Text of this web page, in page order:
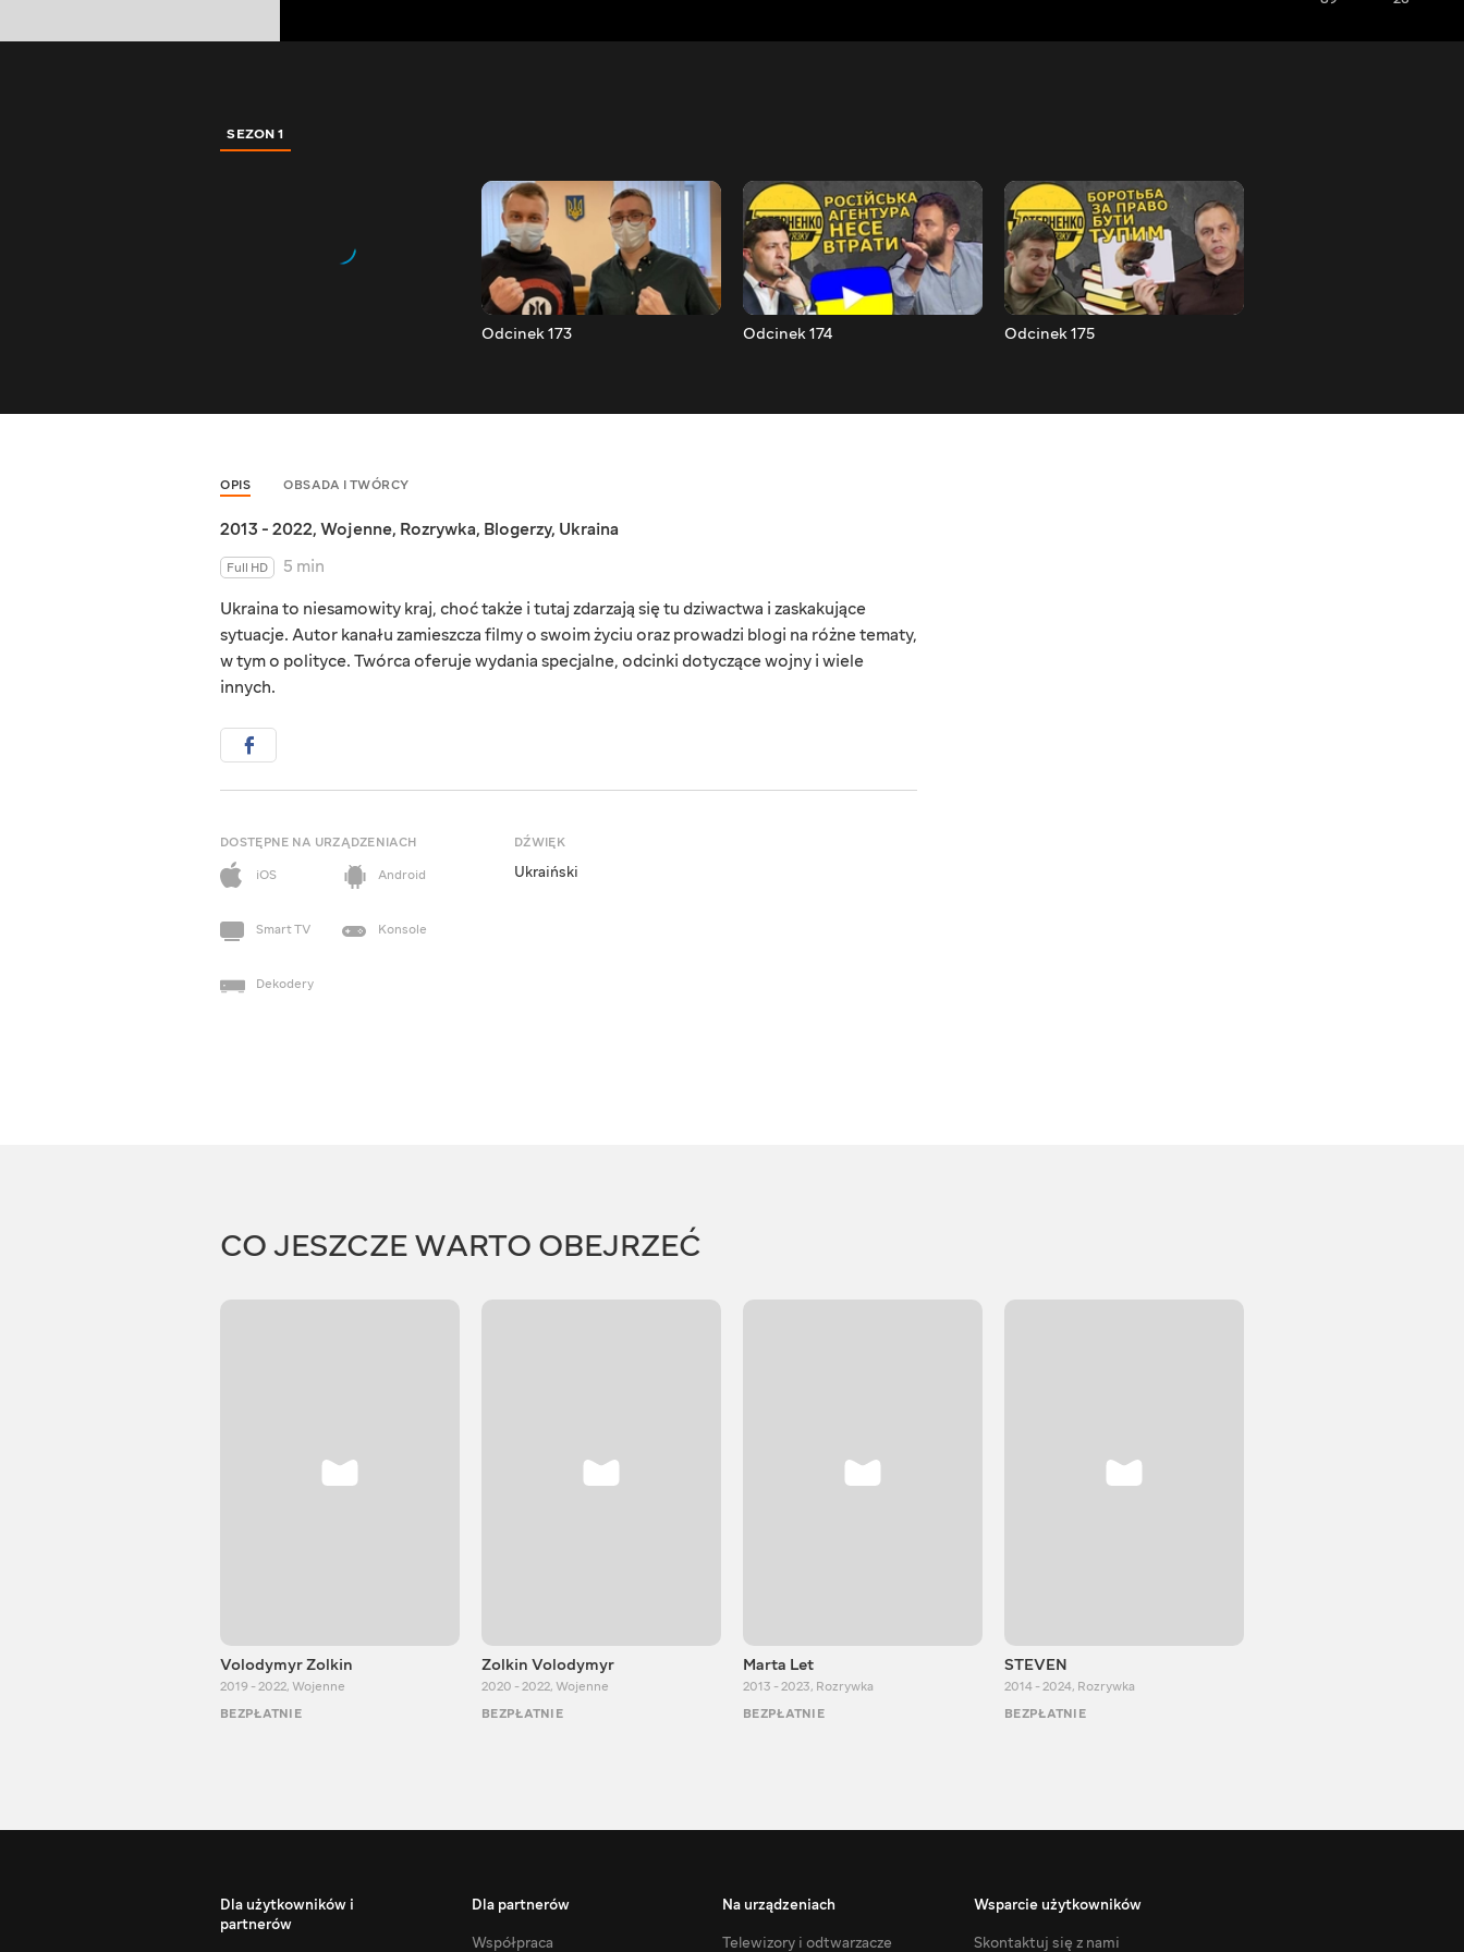
SEZON 1
Odcinek 173 Odcinek 174 Odcinek 175
OPIS OBSADA I TWÓRCY
2013 - 2022, Wojenne, Rozrywka, Blogerzy, Ukraina
Full HD
5 min
Ukraina to niesamowity kraj, choć także i tutaj zdarzają się tu dziwactwa i zaskakujące
sytuacje. Autor kanału zamieszcza filmy o swoim życiu oraz prowadzi blogi na różne tematy,
w tym o polityce. Twórca oferuje wydania specjalne, odcinki dotyczące wojny i wiele
innych.
DOSTĘPNE NA URZĄDZENIACH
iOS
Android
Smart TV Konsole
Dekodery
DŹWIĘK
Ukraiński
CO JESZCZE WARTO OBEJRZEĆ
Volodymyr Zolkin
2019 - 2022, Wojenne
BEZPŁATNIE
Zolkin Volodymyr
2020 - 2022, Wojenne
BEZPŁATNIE
Marta Let
2013 - 2023, Rozrywka
BEZPŁATNIE
STEVEN
2014 - 2024, Rozrywka
BEZPŁATNIE
Dla użytkowników i
partnerów
Dla partnerów
Współpraca
Na urządzeniach
Telewizory i odtwarzacze
Wsparcie użytkowników
Skontaktuj się z nami